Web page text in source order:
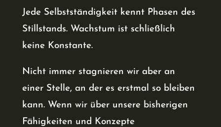
Jede Selbstständigkeit kennt Phasen des
Stillstands. Wachstum ist schließlich
keine Konstante.
Nicht immer stagnieren wir aber an
einer Stelle, an der es erstmal so bleiben
kann. Wenn wir über unsere bisherigen
Fähigkeiten und Konzepte